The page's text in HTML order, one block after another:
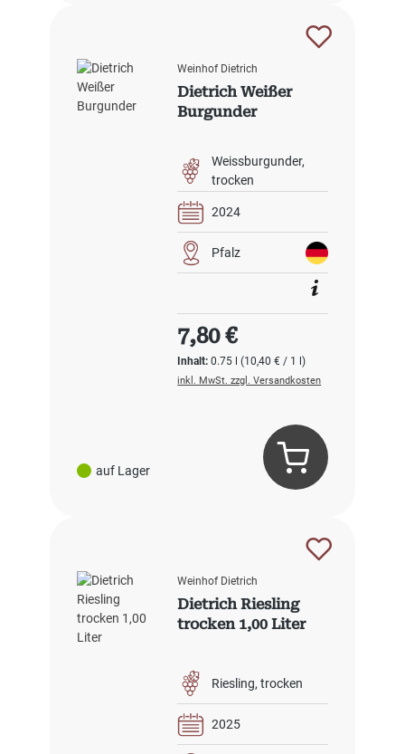
auf Lager
Weinhof Dietrich
Dietrich Weißer
Burgunder
Weissburgunder
trocken
2024
Pfalz
Inhalt:0.75 l(10,40 € / 1 l)
Regulärer Preis:
7,80 €
inkl. MwSt. zzgl. Versandkosten
Weinhof Dietrich
Dietrich Riesling
trocken 1,00 Liter
Riesling trocken
2025